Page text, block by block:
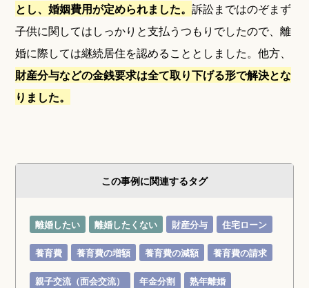
とし、婚姻費用が定められました。訴訟まではのぞまず
子供に関してはしっかりと支払うつもりでしたので、離
婚に際しては継続居住を認めることとしました。他方、
財産分与などの金銭要求は全て取り下げる形で解決とな
りました。
この事例に関連するタグ
離婚したい 離婚したくない 財産分与 住宅ローン
養育費 養育費の増額 養育費の減額 養育費の請求
親子交流（面会交流） 年金分割 熟年離婚